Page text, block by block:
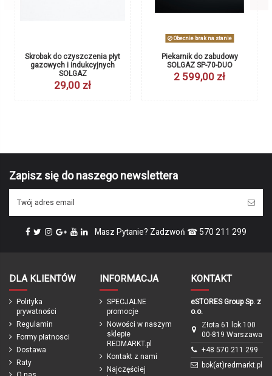
600 mm
230V / 50Hz
Średnica wylotu okrągły 150 mm
Klasa energetyczna A
Waga 15 kg
Sterowanie pilotem Tak
Produkcja
Gwarancja 24 miesiące
Skrobak do czyszczenia płyt
gazowych i indukcyjnych
SOLGAZ
29,00 zł
Obecnie brak na stanie
Piekarnik do zabudowy
SOLGAZ SP-70-DUO
2 599,00 zł
Zapisz się do naszego newslettera
Masz Pytanie? Zadzwoń ☎ 570 211 299
DLA KLIENTÓW
Polityka
prywatności
Regulamin
Formy płatnosci
Dostawa
Raty
INFORMACJA
SPECJALNE
promocje
Nowości w naszym
sklepie
REDMARKT.pl
Kontakt z nami
Najczęściej
KONTAKT
eSTORES Group Sp. z
o.o.
Złota 61 lok.100
00-819 Warszawa
+48 570 211 299
bok(at)redmarkt.pl